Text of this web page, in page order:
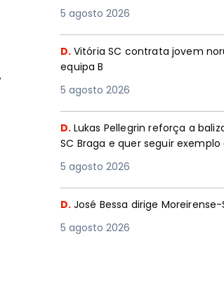
5 agosto 2026
D. Vitória SC contrata jovem
equipa B
5 agosto 2026
D. Lukas Pellegrin reforça a
SC Braga e quer seguir
5 agosto 2026
D. José Bessa dirige Moreirense-
5 agosto 2026